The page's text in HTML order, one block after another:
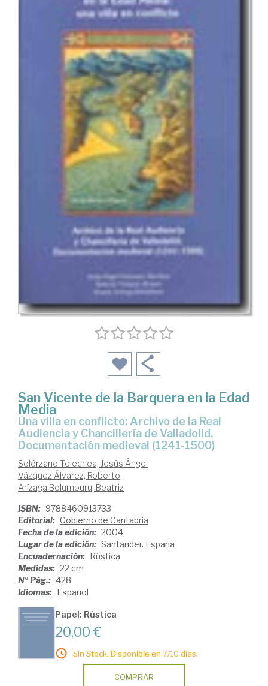
San Vicente de la Barquera en la Edad
Media
una villa en conflicto: Archivo de la Real
Audiencia y Chancillería de Valladolid.
Documentación medieval (1241-1500)
Solórzano Telechea, Jesús Ángel
Vázquez Álvarez, Roberto
Arízaga Bolumburu, Beatriz
ISBN: 9788460913733
Editorial: Gobierno de Cantabria
Fecha de la edición: 2004
Lugar de la edición: Santander. España
Encuadernación: Rústica
Medidas: 22 cm
Nº Pág.: 428
Idiomas: Español
Papel: Rústica
20,00 €
Sin Stock. Disponible en 7/10 días.
COMPRAR